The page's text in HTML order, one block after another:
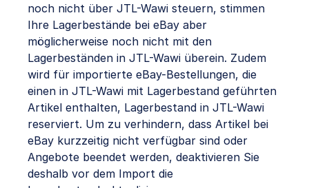
noch nicht über JTL-Wawi steuern, stimmen
Ihre Lagerbestände bei eBay aber
möglicherweise noch nicht mit den
Lagerbeständen in JTL-Wawi überein. Zudem
wird für importierte eBay-Bestellungen, die
einen in JTL-Wawi mit Lagerbestand geführten
Artikel enthalten, Lagerbestand in JTL-Wawi
reserviert. Um zu verhindern, dass Artikel bei
eBay kurzzeitig nicht verfügbar sind oder
Angebote beendet werden, deaktivieren Sie
deshalb vor dem Import die